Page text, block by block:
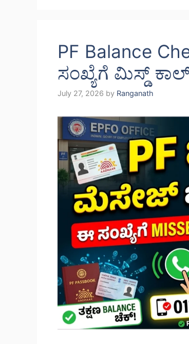
PF Balance
ಸಂಖ್ಯೆಗೆ ಮಿಸ್ಡ್
July 27, 2026 by Ranganath